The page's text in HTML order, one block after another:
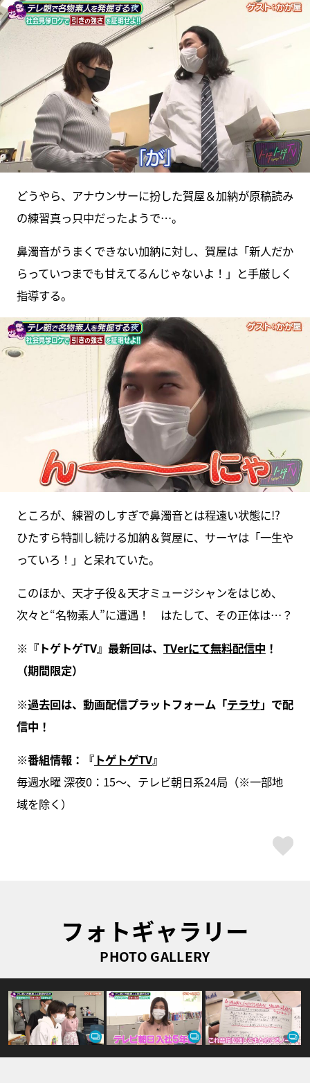
どうやら、アナウンサーに扮した賀屋＆加納が原稿読み
の練習真っ只中だったようで…。
鼻濁音がうまくできない加納に対し、賀屋は「新人だか
らっていつまでも甘えてるんじゃないよ！」と手厳しく
指導する。
ところが、練習のしすぎで鼻濁音とは程遠い状態に!?
ひたすら特訓し続ける加納＆賀屋に、サーヤは「一生や
っていろ！」と呆れていた。
このほか、天才子役＆天才ミュージシャンをはじめ、
次々と“名物素人”に遭遇！ はたして、その正体は…？
※『トゲトゲTV』最新回は、 TVerにて無料配信中 ！
（期間限定）
※過去回は、動画配信プラットフォーム「テラサ」で配
信中！
※番組情報：『トゲトゲTV』
毎週水曜 深夜0：15～、テレビ朝日系24局（※一部地
域を除く）
フォトギャラリー
PHOTO GALLERY